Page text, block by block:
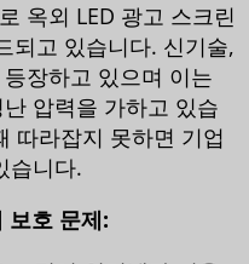
옥외 LED 광고 스크린
되고 있습니다. 신기술,
장하고 있으며 이는
압력을 가하고 있습
따라잡지 못하면 기업
습니다.
보호 문제: